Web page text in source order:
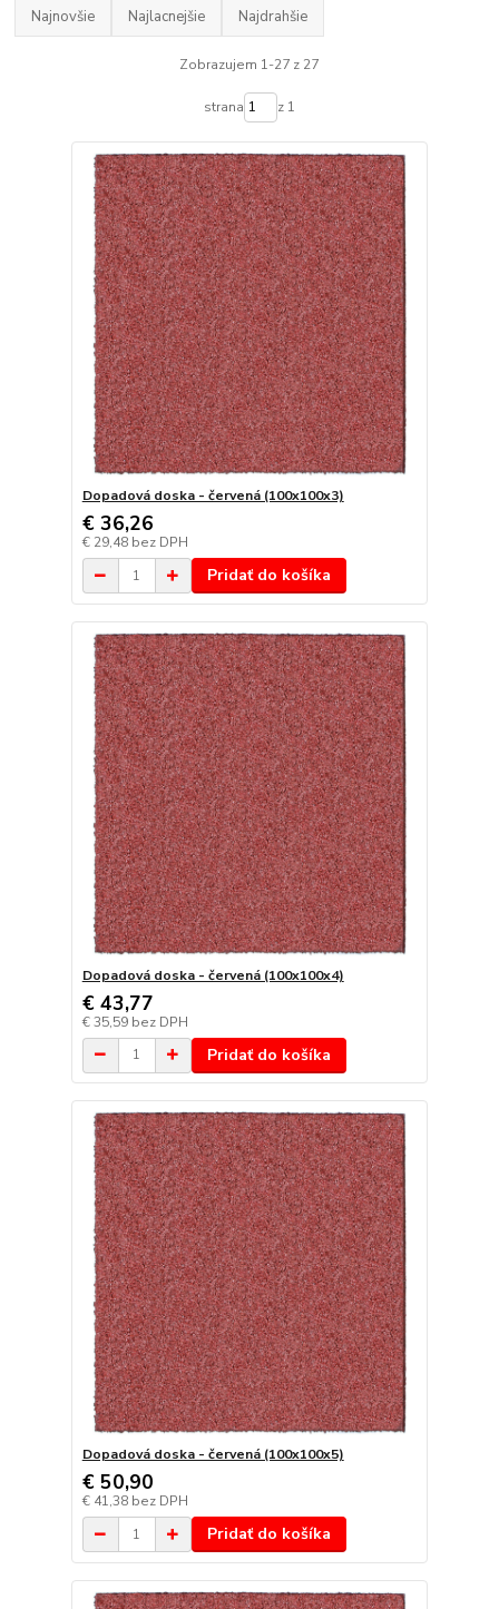
Najnovšie Najlacnejšie Najdrahšie
Zobrazujem 1-27 z 27
strana z 1
Dopadová doska - červená (100x100x3)
€ 36,26
€ 29,48 bez DPH
Pridať do košíka
Dopadová doska - červená (100x100x4)
€ 43,77
€ 35,59 bez DPH
Pridať do košíka
Dopadová doska - červená (100x100x5)
€ 50,90
€ 41,38 bez DPH
Pridať do košíka